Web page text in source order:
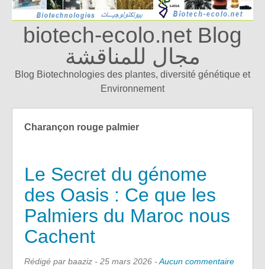
biotech-ecolo.net Blog
مجال للمناقشة
Blog Biotechnologies des plantes, diversité génétique et
Environnement
charançon rouge palmier
Le Secret du génome
des Oasis : Ce que les
Palmiers du Maroc nous
Cachent
Rédigé par baaziz - 25 mars 2026 -Aucun commentaire